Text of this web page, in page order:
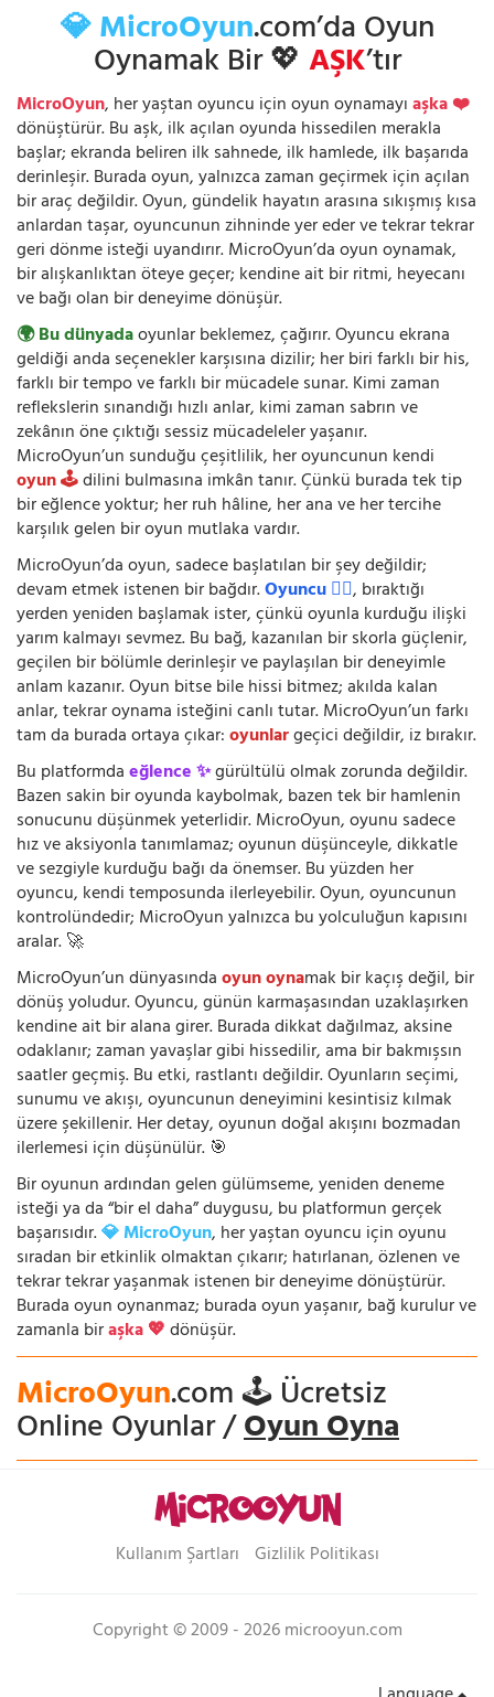
💎 MicroOyun.com’da Oyun
Oynamak Bir 💖AŞK’tır
MicroOyun, her yaştan oyuncu için oyun oynamayıaşka ❤️
dönüştürür. Bu aşk, ilk açılan oyunda hissedilen merakla
başlar; ekranda beliren ilk sahnede, ilk hamlede, ilk başarıda
derinleşir. Burada oyun, yalnızca zaman geçirmek için açılan
bir araç değildir. Oyun, gündelik hayatın arasına sıkışmış kısa
anlardan taşar, oyuncunun zihninde yer eder ve tekrar tekrar
geri dönme isteği uyandırır. MicroOyun’da oyun oynamak,
bir alışkanlıktan öteye geçer; kendine ait bir ritmi, heyecanı
ve bağı olan bir deneyime dönüşür.
🌍 Bu dünyadaoyunlar beklemez, çağırır. Oyuncu ekrana
geldiği anda seçenekler karşısına dizilir; her biri farklı bir his,
farklı bir tempo ve farklı bir mücadele sunar. Kimi zaman
reflekslerin sınandığı hızlı anlar, kimi zaman sabrın ve
zekânın öne çıktığı sessiz mücadeleler yaşanır.
MicroOyun’un sunduğu çeşitlilik, her oyuncunun kendi
oyun 🕹️dilini bulmasına imkân tanır. Çünkü burada tek tip
bir eğlence yoktur; her ruh hâline, her ana ve her tercihe
karşılık gelen bir oyun mutlaka vardır.
MicroOyun’da oyun, sadece başlatılan bir şey değildir;
devam etmek istenen bir bağdır.Oyuncu 🧍‍♂️, bıraktığı
yerden yeniden başlamak ister, çünkü oyunla kurduğu ilişki
yarım kalmayı sevmez. Bu bağ, kazanılan bir skorla güçlenir,
geçilen bir bölümle derinleşir ve paylaşılan bir deneyimle
anlam kazanır. Oyun bitse bile hissi bitmez; akılda kalan
anlar, tekrar oynama isteğini canlı tutar. MicroOyun’un farkı
tam da burada ortaya çıkar:oyunlargeçici değildir, iz bırakır.
Bu platformdaeğlence ✨gürültülü olmak zorunda değildir.
Bazen sakin bir oyunda kaybolmak, bazen tek bir hamlenin
sonucunu düşünmek yeterlidir. MicroOyun, oyunu sadece
hız ve aksiyonla tanımlamaz; oyunun düşünceyle, dikkatle
ve sezgiyle kurduğu bağı da önemser. Bu yüzden her
oyuncu, kendi temposunda ilerleyebilir. Oyun, oyuncunun
kontrolündedir; MicroOyun yalnızca bu yolculuğun kapısını
aralar. 🚀
MicroOyun’un dünyasındaoyun oynamak bir kaçış değil, bir
dönüş yoludur. Oyuncu, günün karmaşasından uzaklaşırken
kendine ait bir alana girer. Burada dikkat dağılmaz, aksine
odaklanır; zaman yavaşlar gibi hissedilir, ama bir bakmışsın
saatler geçmiş. Bu etki, rastlantı değildir. Oyunların seçimi,
sunumu ve akışı, oyuncunun deneyimini kesintisiz kılmak
üzere şekillenir. Her detay, oyunun doğal akışını bozmadan
ilerlemesi için düşünülür. 🎯
Bir oyunun ardından gelen gülümseme, yeniden deneme
isteği ya da “bir el daha” duygusu, bu platformun gerçek
başarısıdır.💎 MicroOyun, her yaştan oyuncu için oyunu
sıradan bir etkinlik olmaktan çıkarır; hatırlanan, özlenen ve
tekrar tekrar yaşanmak istenen bir deneyime dönüştürür.
Burada oyun oynanmaz; burada oyun yaşanır, bağ kurulur ve
zamanla biraşka 💖dönüşür.
MicroOyun.com 🕹️ Ücretsiz
Online Oyunlar /Oyun Oyna
Kullanım Şartları Gizlilik Politikası
Copyright © 2009 - 2026 microoyun.com